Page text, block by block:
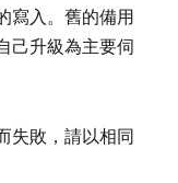
寫入。舊的備用
己升級為主要伺
失敗，請以相同